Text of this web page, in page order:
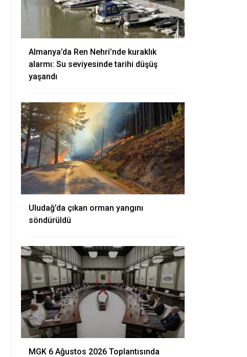
Almanya’da Ren Nehri’nde kuraklık
alarmı: Su seviyesinde tarihi düşüş
yaşandı
Uludağ’da çıkan orman yangını
söndürüldü
MGK 6 Ağustos 2026 Toplantısında